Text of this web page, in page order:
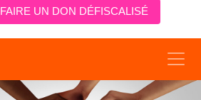
FAIRE UN DON DÉFISCALISÉ